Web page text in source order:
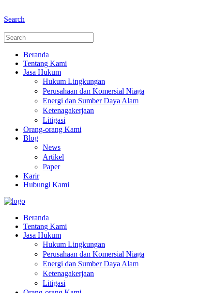
Search
Beranda
Tentang Kami
Jasa Hukum
Hukum Lingkungan
Perusahaan dan Komersial Niaga
Energi dan Sumber Daya Alam
Ketenagakerjaan
Litigasi
Orang-orang Kami
Blog
News
Artikel
Paper
Karir
Hubungi Kami
Beranda
Tentang Kami
Jasa Hukum
Hukum Lingkungan
Perusahaan dan Komersial Niaga
Energi dan Sumber Daya Alam
Ketenagakerjaan
Litigasi